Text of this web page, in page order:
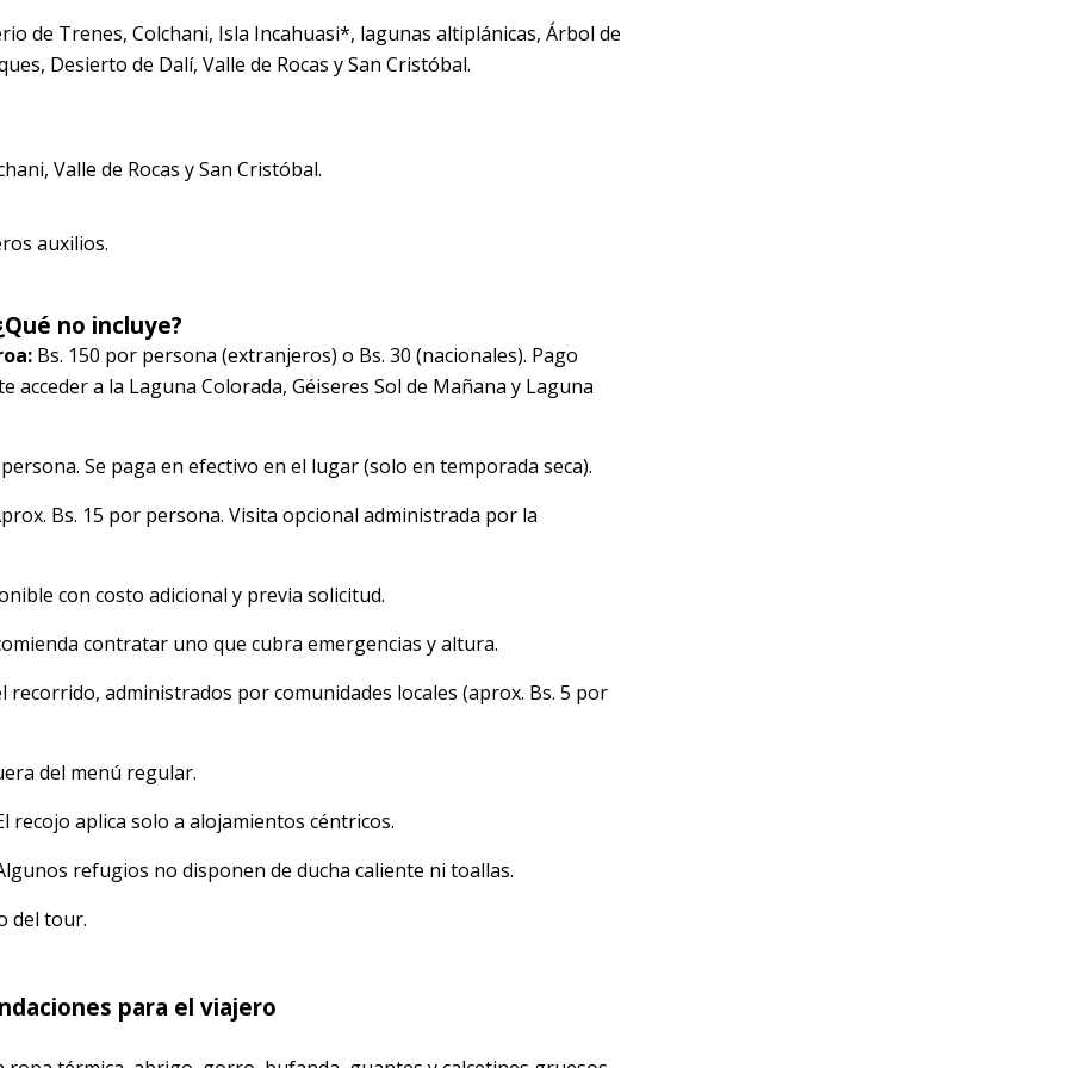
de Trenes, Colchani, Isla Incahuasi*, lagunas altiplánicas, Árbol de
Desierto de Dalí, Valle de Rocas y San Cristóbal.
Valle de Rocas y San Cristóbal.
auxilios.
no incluye?
Bs. 150 por persona (extranjeros) o Bs. 30 (nacionales). Pago
a la Laguna Colorada, Géiseres Sol de Mañana y Laguna
Se paga en efectivo en el lugar (solo en temporada seca).
Bs. 15 por persona. Visita opcional administrada por la
con costo adicional y previa solicitud.
contratar uno que cubra emergencias y altura.
administrados por comunidades locales (aprox. Bs. 5 por
del menú regular.
recojo aplica solo a alojamientos céntricos.
refugios no disponen de ducha caliente ni toallas.
del tour.
para el viajero